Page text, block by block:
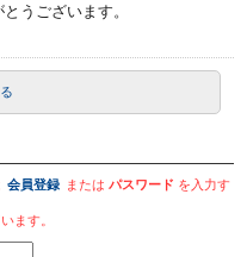
うございます。
会員登録 またはパスワード を入力す
ます。